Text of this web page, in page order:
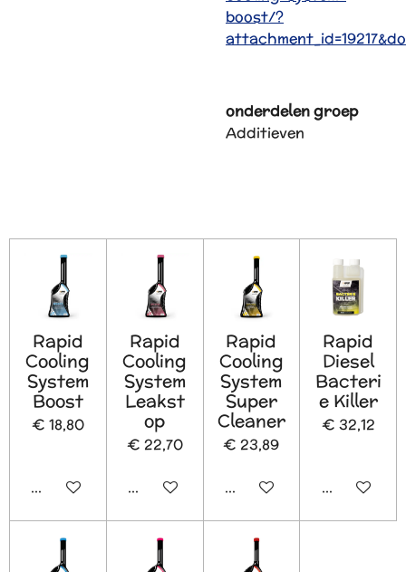
boost/?
onderdelen groep
Additieven
Rapid
Cooling
System
Boost
€ 18,80
In winkelwagen
Rapid
Cooling
System
Leakst
op
€ 22,70
In winkelwagen
Rapid
Cooling
System
Super
Cleaner
€ 23,89
In winkelwagen
Rapid
Diesel
Bacteri
e Killer
€ 32,12
In